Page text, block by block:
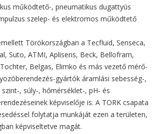
működtető-, pneumatikus dugattyús
szelep- és elektromos működtető
Törökországban a Tecfluid, Senseca,
Suto, ATMI, Aplisens, Beck, Bellofram,
Belgas, Elimko és más vezető mérő-
gyártók áramlási sebesség-,
, súly-, hőmérséklet-, pH- és
képviselője is. A TORK csapata
folytatja munkáját ezen a területen,
képviseltetve magát.